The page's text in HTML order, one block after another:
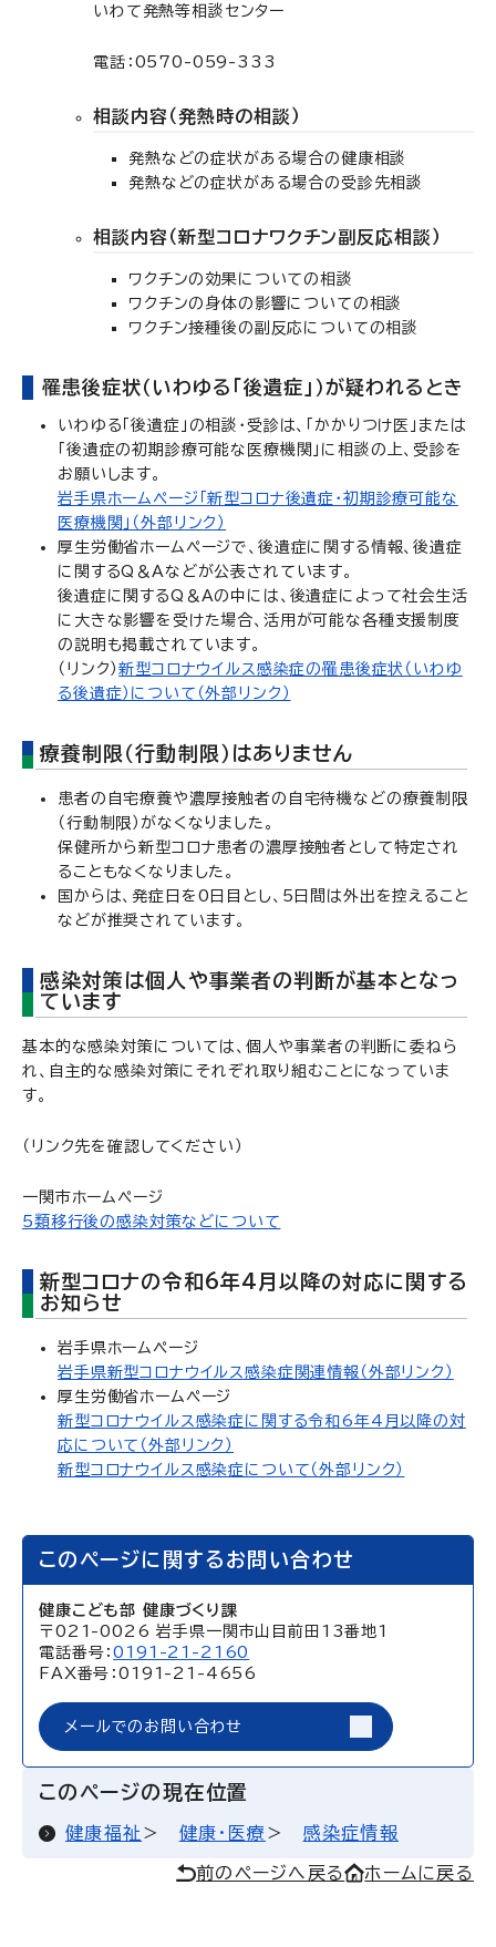
いわて発熱等相談センター
電話：0570-059-333
相談内容（発熱時の相談）
発熱などの症状がある場合の健康相談
発熱などの症状がある場合の受診先相談
相談内容（新型コロナワクチン副反応相談）
ワクチンの効果についての相談
ワクチンの身体の影響についての相談
ワクチン接種後の副反応についての相談
罹患後症状（いわゆる「後遺症」）が疑われるとき
いわゆる「後遺症」の相談・受診は、「かかりつけ医」または
「後遺症の初期診療可能な医療機関」に相談の上、受診を
お願いします。
岩手県ホームページ「新型コロナ後遺症・初期診療可能な
医療機関」（外部リンク）
厚生労働省ホームページで、後遺症に関する情報、後遺症
に関するQ＆Aなどが公表されています。
後遺症に関するQ＆Aの中には、後遺症によって社会生活
に大きな影響を受けた場合、活用が可能な各種支援制度
の説明も掲載されています。
（リンク）新型コロナウイルス感染症の罹患後症状（いわゆ
る後遺症）について（外部リンク）
療養制限（行動制限）はありません
患者の自宅療養や濃厚接触者の自宅待機などの療養制限
（行動制限）がなくなりました。
保健所から新型コロナ患者の濃厚接触者として特定され
ることもなくなりました。
国からは、発症日を0日目とし、5日間は外出を控えること
などが推奨されています。
感染対策は個人や事業者の判断が基本となっ
ています
基本的な感染対策については、個人や事業者の判断に委ねら
れ、自主的な感染対策にそれぞれ取り組むことになっていま
す。
（リンク先を確認してください）
一関市ホームページ
5類移行後の感染対策などについて
新型コロナの令和6年4月以降の対応に関する
お知らせ
岩手県ホームページ
岩手県新型コロナウイルス感染症関連情報（外部リンク）
厚生労働省ホームページ
新型コロナウイルス感染症に関する令和6年4月以降の対
応について（外部リンク）
新型コロナウイルス感染症について（外部リンク）
このページに関するお問い合わせ
健康こども部 健康づくり課
〒021-0026 岩手県一関市山目前田13番地1
電話番号：0191-21-2160
FAX番号：0191-21-4656
メールでのお問い合わせ
このページの現在位置
健康福祉 健康・医療 感染症情報
前のページへ戻る ホームに戻る